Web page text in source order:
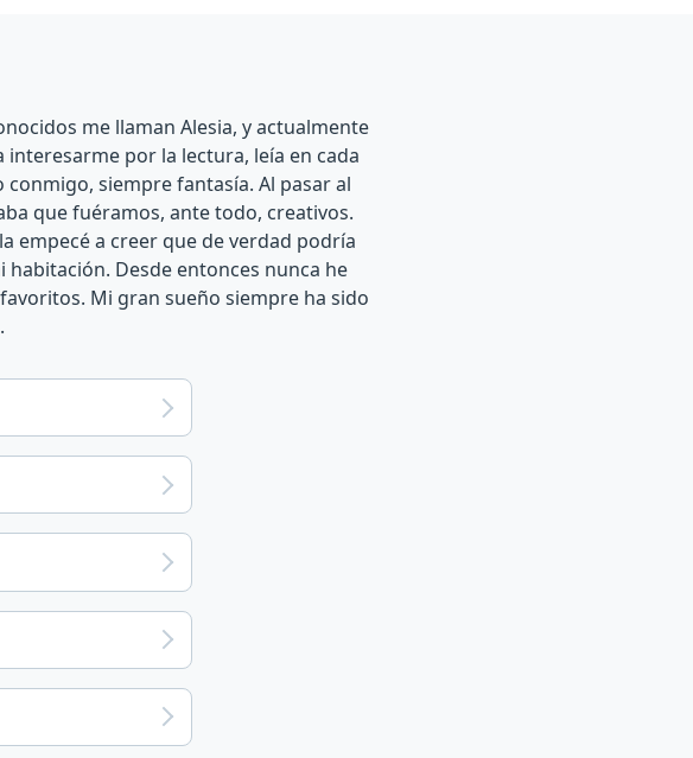
me llaman Alesia, y actualmente
por la lectura, leía en cada
siempre fantasía. Al pasar al
que fuéramos, ante todo, creativos.
empecé a creer que de verdad podría
Desde entonces nunca he
Mi gran sueño siempre ha sido